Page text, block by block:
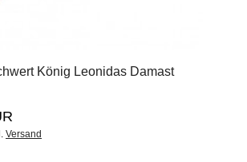
König Leonidas Damast
Versand